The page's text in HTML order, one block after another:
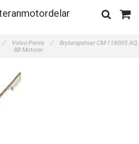
/ Volvo-Penta /
Brytarspetsar CM-118005 AQ,
BB Motorer